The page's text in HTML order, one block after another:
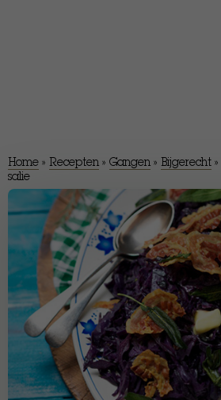
Home » Recepten » Gangen » Bijgerecht »
salie